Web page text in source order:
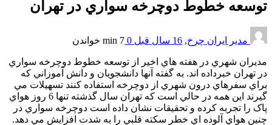
توسعه خطوط دوچرخه سواري در تهران
مدیر ایران چرخ, 16 سال قبل 0
7 min خواندن
مديران شهري در هفته هاي اخير از توسعه خطوط دوچرخه سواري
در تهران خبرداده اند. به گفته آنها دانشجويان و دانش آموزاني که
براي سفرهاي درون شهري از دوچرخه استفاده کنند تسهيلات مي
گيرند اين همه در حالي است که تهران سال گذشته تنها 6 روز هواي
پاک را تجربه کرده و تحقيقات نشان داده است دوچرخه سواري در
چنين هواي آلوده اي خطر سکته قلبي را به شدت افزايش مي دهد.